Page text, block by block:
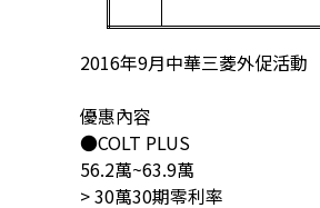
2016年9月中華三菱外促活動
優惠內容
●COLT PLUS
56.2萬~63.9萬
> 30萬30期零利率